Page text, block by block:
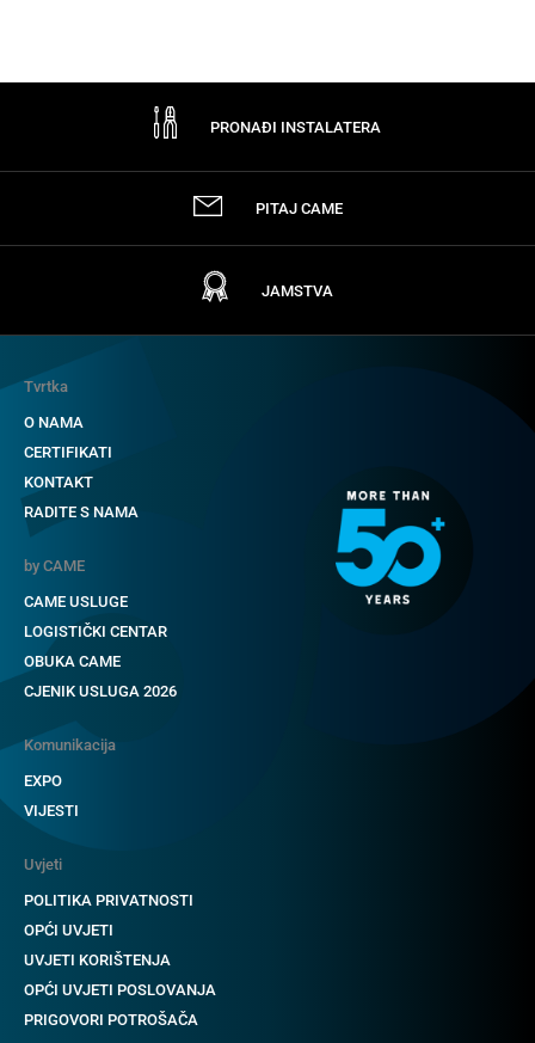
PRONAĐI INSTALATERA
PITAJ CAME
JAMSTVA
Tvrtka
O NAMA
CERTIFIKATI
KONTAKT
RADITE S NAMA
by CAME
CAME USLUGE
LOGISTIČKI CENTAR
OBUKA CAME
CJENIK USLUGA 2026
Komunikacija
EXPO
VIJESTI
Uvjeti
POLITIKA PRIVATNOSTI
OPĆI UVJETI
UVJETI KORIŠTENJA
OPĆI UVJETI POSLOVANJA
PRIGOVORI POTROŠAČA